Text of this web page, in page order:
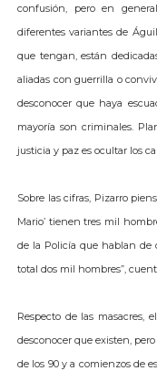
confusión, pero en
diferentes variantes de
que tengan, están
aliadas con guerrilla o
desconocer que haya
mayoría son criminales.
justicia y paz es ocultar los
Sobre las cifras, Pizarro
Mario’ tienen tres mil
de la Policía que hablan de
total dos mil hombres”,
Respecto de las masacres,
desconocer que existen,
de los 90 y a comienzos de